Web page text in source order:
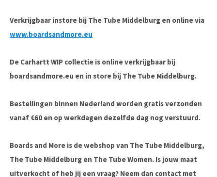
Verkrijgbaar instore bij The Tube Middelburg en online via
www.boardsandmore.eu
De Carhartt WIP collectie is online verkrijgbaar bij
boardsandmore.eu en in store bij The Tube Middelburg.
Bestellingen binnen Nederland worden gratis verzonden
vanaf €60 en op werkdagen dezelfde dag nog verstuurd.
Boards and More is de webshop van The Tube Middelburg,
The Tube Middelburg en The Tube Women. Is jouw maat
uitverkocht of heb jij een vraag? Neem dan contact met